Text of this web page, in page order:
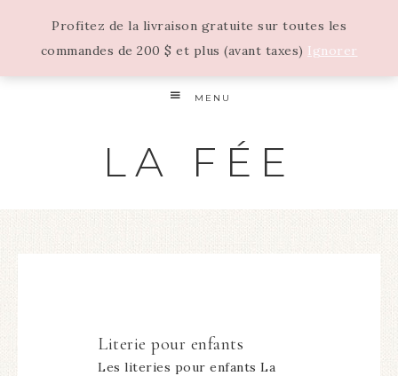
Profitez de la livraison gratuite sur toutes les
commandes de 200 $ et plus (avant taxes) Ignorer
MENU
LA FÉE
Literie pour enfants
Les literies pour enfants La